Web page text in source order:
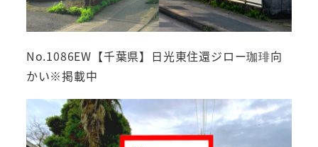
No.1086EW【千葉県】日光東住還ジロー珈琲向
かい※掲載中